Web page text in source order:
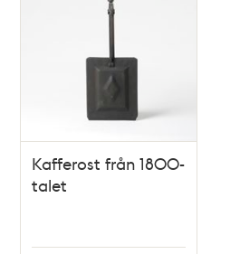
Kafferost från 1800-
talet